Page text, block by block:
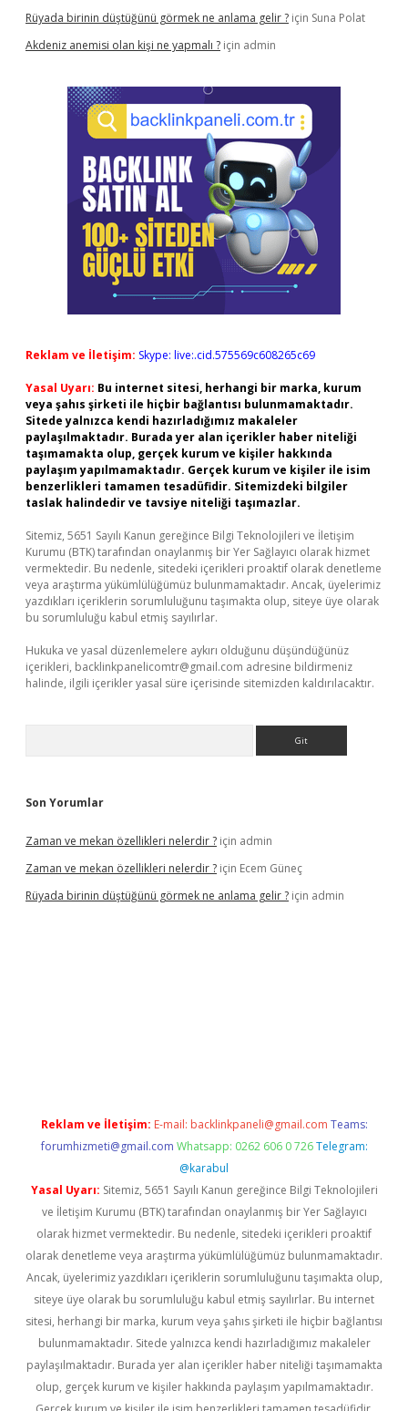
Rüyada birinin düştüğünü görmek ne anlama gelir ? için Suna Polat
Akdeniz anemisi olan kişi ne yapmalı ? için admin
Reklam ve İletişim: Skype: live:.cid.575569c608265c69
Yasal Uyarı: Bu internet sitesi, herhangi bir marka, kurum
veya şahıs şirketi ile hiçbir bağlantısı bulunmamaktadır.
Sitede yalnızca kendi hazırladığımız makaleler
paylaşılmaktadır. Burada yer alan içerikler haber niteliği
taşımamakta olup, gerçek kurum ve kişiler hakkında
paylaşım yapılmamaktadır. Gerçek kurum ve kişiler ile isim
benzerlikleri tamamen tesadüfidir. Sitemizdeki bilgiler
taslak halindedir ve tavsiye niteliği taşımazlar.
Sitemiz, 5651 Sayılı Kanun gereğince Bilgi Teknolojileri ve İletişim
Kurumu (BTK) tarafından onaylanmış bir Yer Sağlayıcı olarak hizmet
vermektedir. Bu nedenle, sitedeki içerikleri proaktif olarak denetleme
veya araştırma yükümlülüğümüz bulunmamaktadır. Ancak, üyelerimiz
yazdıkları içeriklerin sorumluluğunu taşımakta olup, siteye üye olarak
bu sorumluluğu kabul etmiş sayılırlar.
Hukuka ve yasal düzenlemelere aykırı olduğunu düşündüğünüz
içerikleri, backlinkpanelicomtr@gmail.com adresine bildirmeniz
halinde, ilgili içerikler yasal süre içerisinde sitemizden kaldırılacaktır.
Son Yorumlar
Zaman ve mekan özellikleri nelerdir ? için admin
Zaman ve mekan özellikleri nelerdir ? için Ecem Güneç
Rüyada birinin düştüğünü görmek ne anlama gelir ? için admin
Reklam ve İletişim: E-mail: backlinkpaneli@gmail.com Teams:
forumhizmeti@gmail.com Whatsapp: 0262 606 0 726 Telegram:
@karabul
Yasal Uyarı: Sitemiz, 5651 Sayılı Kanun gereğince Bilgi Teknolojileri
ve İletişim Kurumu (BTK) tarafından onaylanmış bir Yer Sağlayıcı
olarak hizmet vermektedir. Bu nedenle, sitedeki içerikleri proaktif
olarak denetleme veya araştırma yükümlülüğümüz bulunmamaktadır.
Ancak, üyelerimiz yazdıkları içeriklerin sorumluluğunu taşımakta olup,
siteye üye olarak bu sorumluluğu kabul etmiş sayılırlar. Bu internet
sitesi, herhangi bir marka, kurum veya şahıs şirketi ile hiçbir bağlantısı
bulunmamaktadır. Sitede yalnızca kendi hazırladığımız makaleler
paylaşılmaktadır. Burada yer alan içerikler haber niteliği taşımamakta
olup, gerçek kurum ve kişiler hakkında paylaşım yapılmamaktadır.